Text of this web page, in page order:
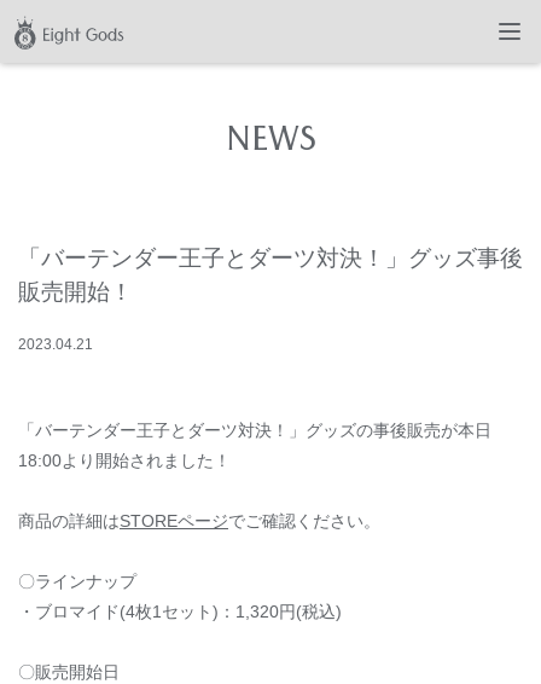
NEWS
「バーテンダー王子とダーツ対決！」グッズ事後
販売開始！
2023.04.21
「バーテンダー王子とダーツ対決！」グッズの事後販売が本日
18:00より開始されました！
商品の詳細はSTOREページでご確認ください。
〇ラインナップ
・ブロマイド(4枚1セット)：1,320円(税込)
〇販売開始日